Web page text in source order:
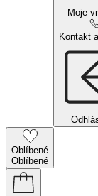
Moje
Kontakt
Oblíbené
Oblíbené